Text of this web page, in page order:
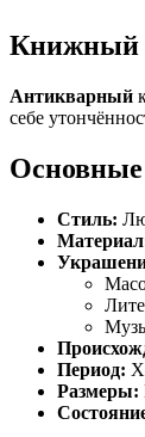
Книжный
Антикварный
себе
Основные
Стиль:
Период:
Размеры: